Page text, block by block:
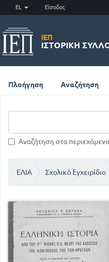
EL Είσοδος
ΙΕΠ
ΙΣΤΟΡΙΚΉ
Πλοήγηση Αναζήτηση
Αναζήτηση στα περιεχόμενα
ΕΛΙΑ Σχολικό Εγχειρίδιο